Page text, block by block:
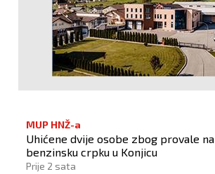
MUP HNŽ-a
Uhićene dvije osobe zbog provale na
benzinsku crpku u Konjicu
Prije 2 sata